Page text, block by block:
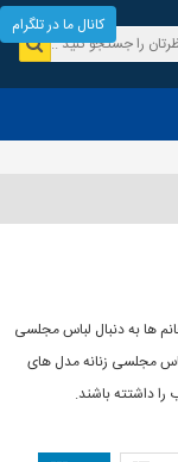
ها به دنبال لباس مجلسی
مجلسی زنانه مدل های
را داشتته باشند.
کانال ما در تلگرام